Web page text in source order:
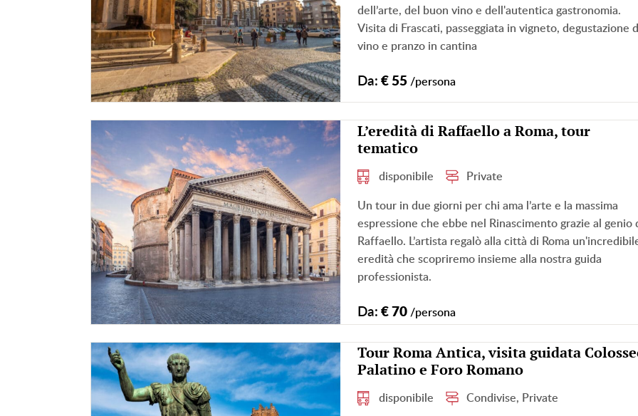
dell’arte, del buon vino e dell'autentica gastronomia.
Visita di Frascati, passeggiata in vigneto, degustazione
vino e pranzo in cantina
Da: € 55 /persona
L’eredità di Raffaello a Roma, tour
tematico
disponibile Private
Un tour in due giorni per chi ama l’arte e la massima
espressione che ebbe nel Rinascimento grazie al genio
Raffaello. L’artista regalò alla città di Roma
eredità che scopriremo insieme alla nostra guida
professionista.
Da: € 70 /persona
Tour Roma Antica, visita guidata
Palatino e Foro Romano
disponibile Condivise, Private